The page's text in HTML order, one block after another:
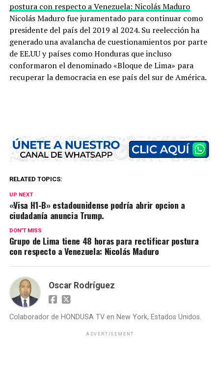
postura con respecto a Venezuela: Nicolás Maduro
Nicolás Maduro fue juramentado para continuar como
presidente del país del 2019 al 2024. Su reelección ha
generado una avalancha de cuestionamientos por parte
de EE.UU y países como Honduras que incluso
conformaron el denominado «Bloque de Lima» para
recuperar la democracia en ese país del sur de América.
RELATED TOPICS:
UP NEXT
«Visa H1-B» estadounidense podría abrir opcion a
ciudadanía anuncia Trump.
DON'T MISS
Grupo de Lima tiene 48 horas para rectificar postura
con respecto a Venezuela: Nicolás Maduro
Oscar Rodríguez
Colaborador de HONDUSA TV en New York, Estados Unidos.
ADVERTISEMENT